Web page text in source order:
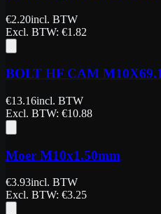
€2.20incl. BTW
Excl. BTW: €1.82
BOLT HF CAM
€13.16incl. BTW
Excl. BTW: €10.88
Moer M10x1.50mm
€3.93incl. BTW
Excl. BTW: €3.25